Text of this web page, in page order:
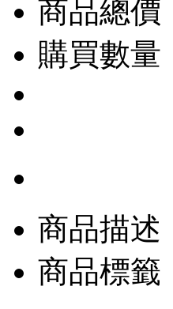
商品總價
購買數量
商品描述
商品標籤